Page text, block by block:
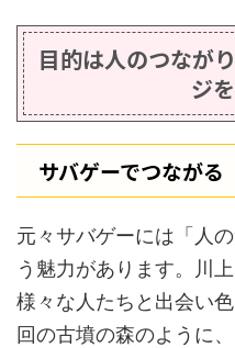
目的は人のつなが
ジ
サバゲーでつながる
元々サバゲーには「人
う魅力があります。川
様々な人たちと出会い
回の古墳の森のように